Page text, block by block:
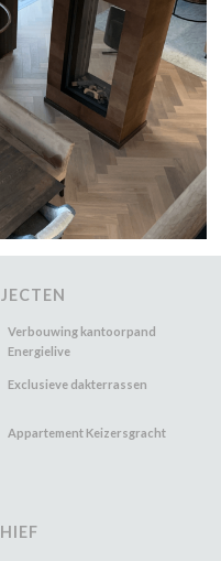
Verbouwing kantoorpand
Energielive
Exclusieve dakterrassen
Appartement Keizersgracht